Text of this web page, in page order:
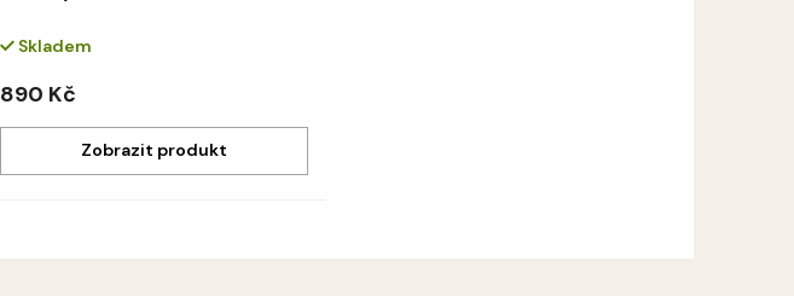
Skladem
890 Kč